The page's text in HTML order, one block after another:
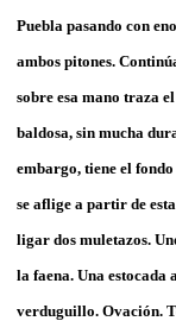
Puebla pasando con
ambos pitones.
sobre esa mano traza
baldosa, sin mucha
embargo, tiene el
se aflige a partir de
ligar dos muletazos.
la faena. Una estocada
verduguillo. Ovación.